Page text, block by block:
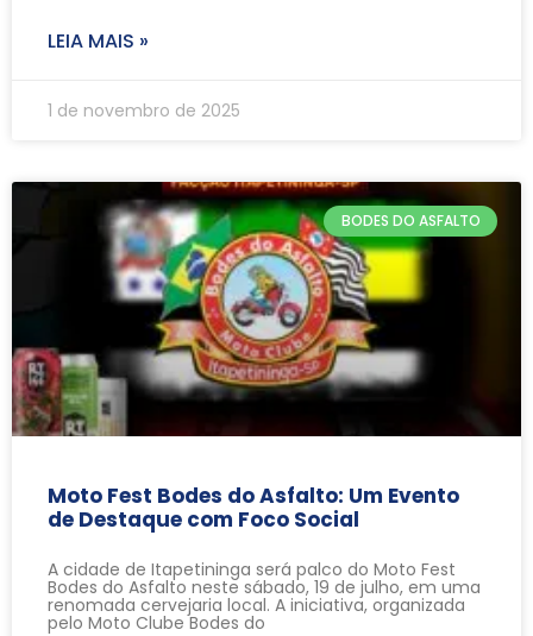
LEIA MAIS »
1 de novembro de 2025
BODES DO ASFALTO
Moto Fest Bodes do Asfalto: Um Evento
de Destaque com Foco Social
A cidade de Itapetininga será palco do Moto Fest
Bodes do Asfalto neste sábado, 19 de julho, em uma
renomada cervejaria local. A iniciativa, organizada
pelo Moto Clube Bodes do